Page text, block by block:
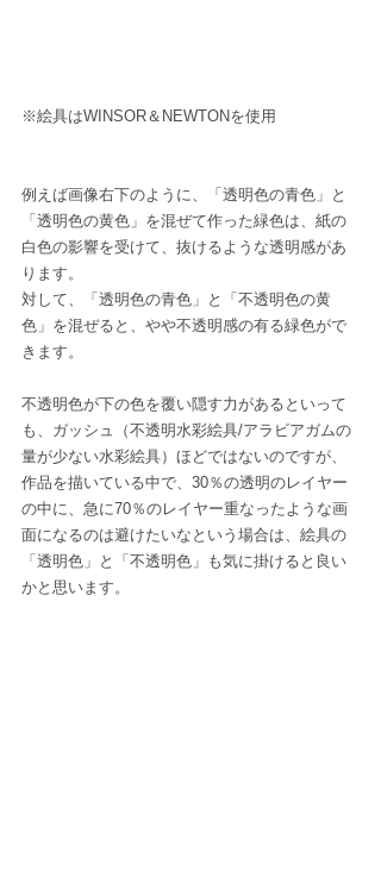
※絵具はWINSOR＆NEWTONを使用
例えば画像右下のように、「透明色の青色」と
「透明色の黄色」を混ぜて作った緑色は、紙の
白色の影響を受けて、抜けるような透明感があ
ります。
対して、「透明色の青色」と「不透明色の黄
色」を混ぜると、やや不透明感の有る緑色がで
きます。
不透明色が下の色を覆い隠す力があるといって
も、ガッシュ（不透明水彩絵具/アラビアガムの
量が少ない水彩絵具）ほどではないのですが、
作品を描いている中で、30％の透明のレイヤー
の中に、急に70％のレイヤー重なったような画
面になるのは避けたいなという場合は、絵具の
「透明色」と「不透明色」も気に掛けると良い
かと思います。